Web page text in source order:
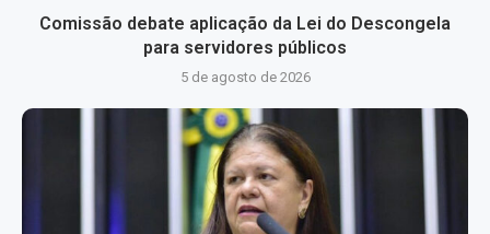
Comissão debate aplicação da Lei do Descongela
para servidores públicos
5 de agosto de 2026